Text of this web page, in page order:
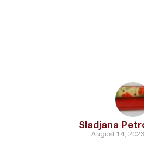
Sladjana
August 14,